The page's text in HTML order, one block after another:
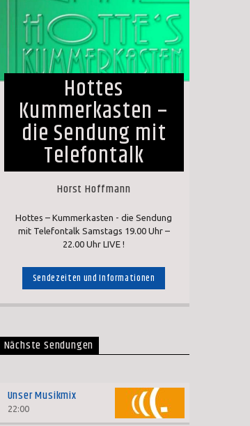
Hottes
Kummerkasten –
die Sendung mit
Telefontalk
Horst Hoffmann
Hottes – Kummerkasten - die Sendung
mit Telefontalk Samstags 19.00 Uhr –
22.00 Uhr LIVE !
Sendezeiten und Informationen
Nächste Sendungen
Unser Musikmix
22:00